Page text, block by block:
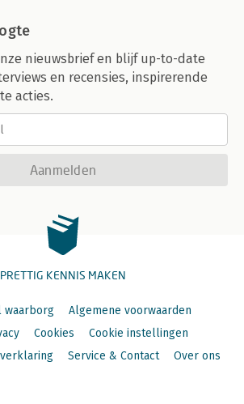
nieuwsbrief en blijf up-to-date
en recensies, inspirerende
acties.
Aanmelden
PRETTIG KENNIS MAKEN
waarborg
Algemene voorwaarden
Cookies
Cookie instellingen
Service & Contact Over ons